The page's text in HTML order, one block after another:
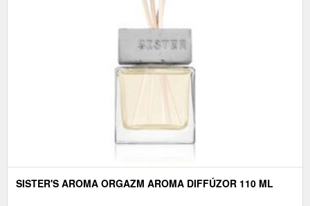
SISTER'S AROMA ORGAZM AROMA DIFFÚZOR 110 ML